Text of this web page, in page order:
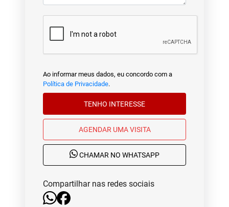
Ao informar meus dados, eu concordo com a
Política de Privacidade.
TENHO INTERESSE
AGENDAR UMA VISITA
CHAMAR NO WHATSAPP
Compartilhar nas redes sociais